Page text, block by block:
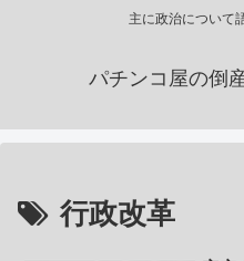
主に政治について
パチンコ屋の倒
行政改革